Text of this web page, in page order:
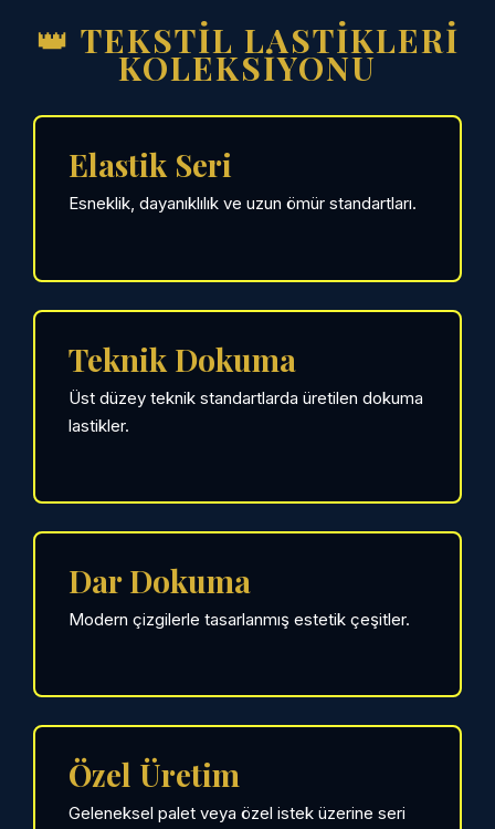
👑 TEKSTİL LASTİKLERİ
KOLEKSİYONU
Elastik Seri
Esneklik, dayanıklılık ve uzun ömür standartları.
Teknik Dokuma
Üst düzey teknik standartlarda üretilen dokuma
lastikler.
Dar Dokuma
Modern çizgilerle tasarlanmış estetik çeşitler.
Özel Üretim
Geleneksel palet veya özel istek üzerine seri